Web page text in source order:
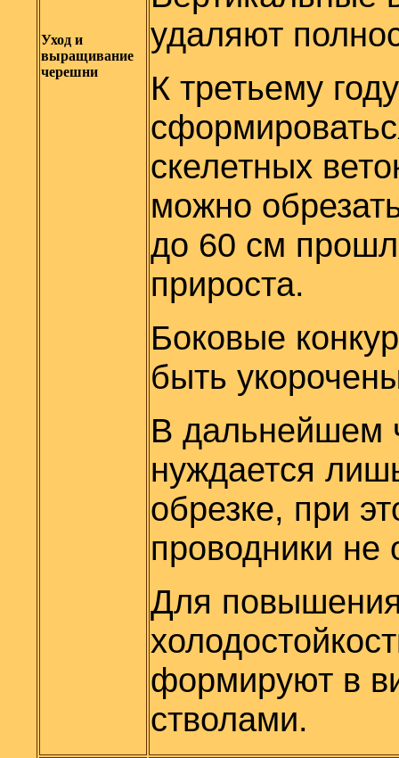
Уход и
выращивание
черешни
удаляют
К третьему
скелетных
можно
до 60 см
прироста.
Боковые
быть
В дальнейшем
нуждается
обрезке, при
проводники не
Для
формируют в
стволами.